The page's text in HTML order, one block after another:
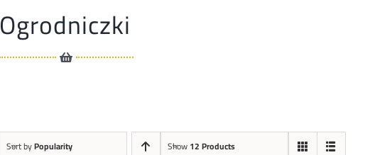
Ogrodniczki
Sort byPopularity Show12 Products